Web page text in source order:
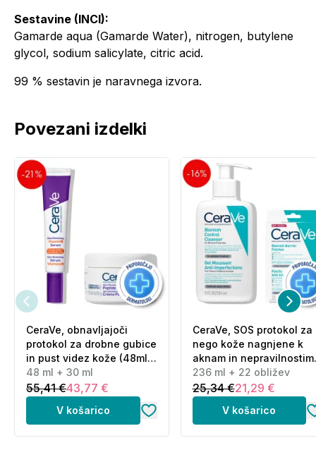
Sestavine (INCI):
Gamarde aqua (Gamarde Water), nitrogen, butylene
glycol, sodium salicylate, citric acid.
99 % sestavin je naravnega izvora.
Povezani izdelki
CeraVe, obnavljajoči
protokol za drobne gubice
in pust videz kože (48ml
+ 30 ml)
48 ml + 30 ml
55,41 €43,77 €
V košarico
CeraVe, SOS protokol za
nego kože nagnjene k
aknam in nepravilnostim
(236 ml + 22 obližev)
236 ml + 22 obližev
25,34 €21,29 €
V košarico